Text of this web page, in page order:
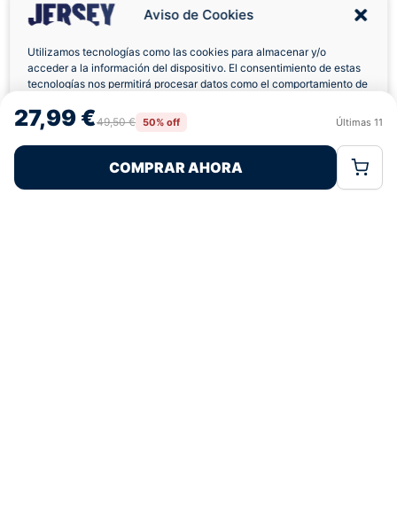
Aviso de Cookies
Utilizamos tecnologías como las cookies para almacenar y/o
acceder a la información del dispositivo. El consentimiento de estas
tecnologías nos permitirá procesar datos como el comportamiento de
retirar el consentimiento, puede afectar negativamente a ciertas
características y funciones.
Rechazar
Política de CookiesPolítica de Privacidad
27,99 €49,50 € 50% off Últimas 11
COMPRAR AHORA
Envíos a Domicilio Devolución 7 Días
Pagos 100% Seguros Ofertas Sin Límites